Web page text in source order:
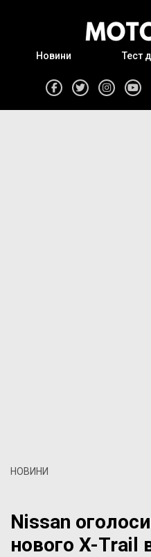
Новини Тест
НОВИНИ
Nissan
нового X-Trail